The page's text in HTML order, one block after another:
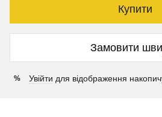
Купити
Замовити
% Увійти для відображення